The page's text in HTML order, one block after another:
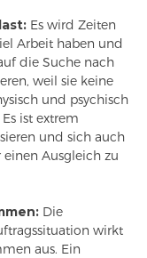
Es wird Zeiten
Arbeit haben und
die Suche nach
weil sie keine
und psychisch
ist extrem
und sich auch
Ausgleich zu
Die
wirkt
aus. Ein